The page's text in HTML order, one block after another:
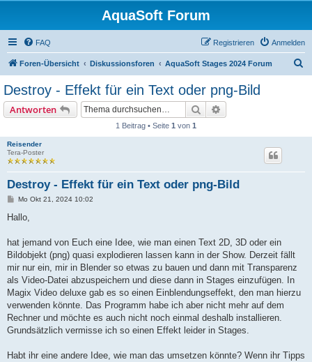
AquaSoft Forum
FAQ Anmelden
Registrieren
Foren-Übersicht Diskussionsforen AquaSoft Stages 2024 Forum
Destroy - Effekt für ein Text oder png-Bild
Antworten Suche
1 Beitrag • Seite 1 von 1
Reisender
Tera-Poster
Destroy - Effekt für ein Text oder png-Bild
B
i
a
Mo Okt 21, 2024 10:02
Hallo,
hat jemand von Euch eine Idee, wie man einen Text 2D, 3D oder ein
Bildobjekt (png) quasi explodieren lassen kann in der Show. Derzeit fällt
mir nur ein, mir in Blender so etwas zu bauen und dann mit Transparenz
als Video-Datei abzuspeichern und diese dann in Stages einzufügen. In
Magix Video deluxe gab es so einen Einblendungseffekt, den man hierzu
verwenden könnte. Das Programm habe ich aber nicht mehr auf dem
Rechner und möchte es auch nicht noch einmal deshalb installieren.
Grundsätzlich vermisse ich so einen Effekt leider in Stages.
Habt ihr eine andere Idee, wie man das umsetzen könnte? Wenn ihr Tipps